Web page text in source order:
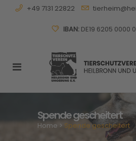
+49 7131 22822
IBAN:DE19 6205 0000
Spende gescheitert
Home > Spende gescheitert